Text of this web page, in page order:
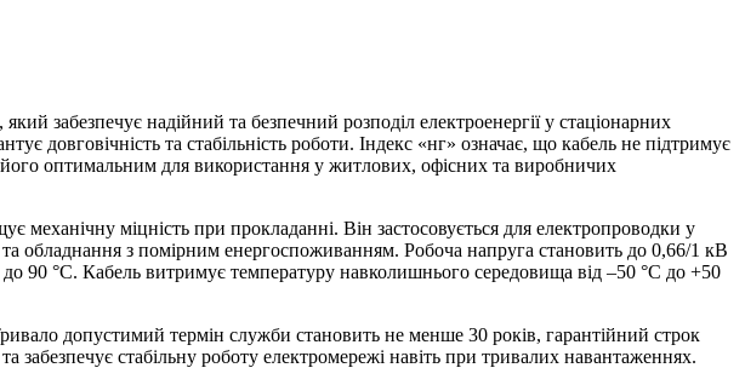
забезпечує надійний та безпечний розподіл електроенергії у стаціонарних
довговічність та стабільність роботи. Індекс «нг» означає, що кабель не підтримує
оптимальним для використання у житлових, офісних та виробничих
механічну міцність при прокладанні. Він застосовується для електропроводки у
обладнання з помірним енергоспоживанням. Робоча напруга становить до 0,66/1 кВ
90 °C. Кабель витримує температуру навколишнього середовища від –50 °C до +50
допустимий термін служби становить не менше 30 років, гарантійний строк
забезпечує стабільну роботу електромережі навіть при тривалих навантаженнях.